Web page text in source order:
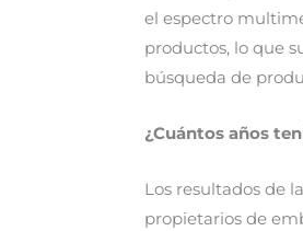
el espectro
productos, lo que
búsqueda de
¿Cuántos años
Los resultados de
propietarios de